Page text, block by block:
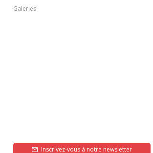
Galeries
Inscrivez-vous à notre newsletter